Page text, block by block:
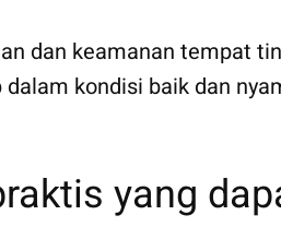
dan keamanan tempat
kondisi baik dan
yang